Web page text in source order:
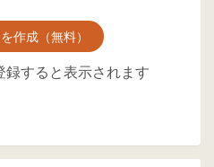
作成（無料）
すると表示されます